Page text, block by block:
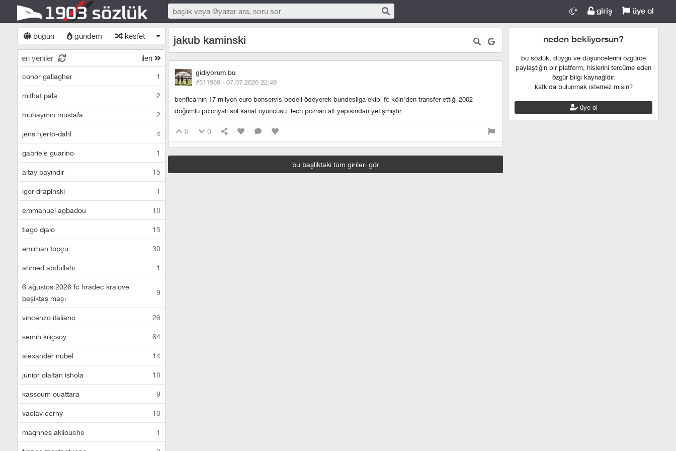
giriş üye ol
bugün gündem keşfet
en yeniler ileri
conor gallagher 1
mithat pala 2
muhaymin mustafa 2
jens hjertö-dahl 4
gabriele guarino 1
altay bayındır 15
igor drapinski 1
emmanuel agbadou 18
tiago djalo 15
emirhan topçu 30
ahmed abdullahi 1
6 ağustos 2026 fc hradec kralove
beşiktaş maçı
9
vincenzo italiano 26
semih kılıçsoy 64
alexander nübel 14
junior olaitan ishola 18
kassoum ouattara 9
vaclav cerny 10
maghnes akliouche 1
jakub kaminski
gidiyorum bu
#511569 · 07.07.2026 22:49
benfica'nın 17 milyon euro bonservis bedeli ödeyerek bundesliga ekibi fc köln'den transfer ettiği 2002
doğumlu polonyalı sol kanat oyuncusu. lech poznan alt yapısından yetişmiştir.
0 0
bu başlıktaki tüm girileri gör
neden bekliyorsun?
bu sözlük, duygu ve düşüncelerini özgürce
paylaştığın bir platform, hislerini tercüme eden
özgür bilgi kaynağıdır.
katkıda bulunmak istemez misin?
üye ol